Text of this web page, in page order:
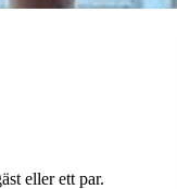
eller ett par.